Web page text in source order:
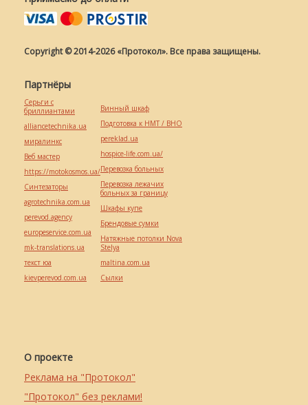
Copyright © 2014-2026 «Протокол». Все права защищены.
О проекте
Реклама на "Протокол"
"Протокол" без реклами!
Партнёры
Серьги с
бриллиантами
alliancetechnika.ua
миралинкс
Веб мастер
https://motokosmos.ua/
Синтезаторы
agrotechnika.com.ua
perevod.agency
europeservice.com.ua
mk-translations.ua
текст юа
kievperevod.com.ua
Винный шкаф
Подготовка к НМТ / ВНО
pereklad.ua
hospice-life.com.ua/
Перевозка больных
Перевозка лежачих
больных за границу
Шкафы купе
Брендовые сумки
Натяжные потолки Nova
Stelya
maltina.com.ua
Cылки